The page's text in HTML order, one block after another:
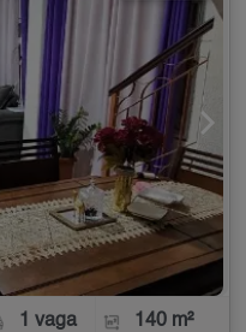
1 vaga 140 m²